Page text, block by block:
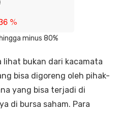
minus 80%
lihat bukan dari kacamata
bisa digoreng oleh pihak-
yang bisa terjadi di
di bursa saham. Para